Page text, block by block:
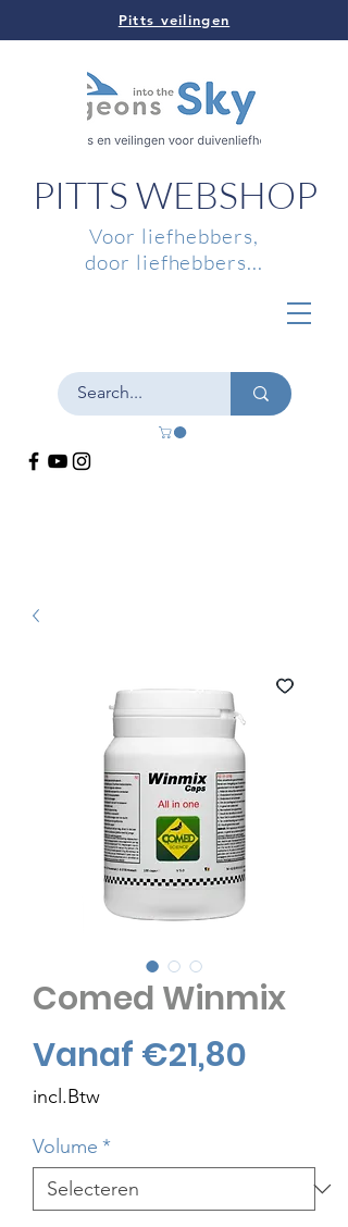
Pitts veilingen
PITTS WEBSHOP
Voor liefhebbers,
door liefhebbers...
Comed Winmix
Vanaf €21,80
incl.Btw
Volume *